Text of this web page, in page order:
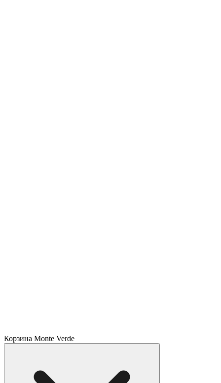
Корзина Monte Verde